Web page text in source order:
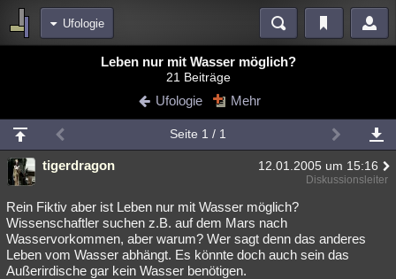
Ufologie
Blogs
Chat Wiki Neuigkeiten
meine Rubriken
Menschen Wissenschaft Mystery Kriminalfälle
Spiritualität Verschwörungen Technologie Ufologie
Natur Umfragen Unterhaltung
weitere Rubriken
Leben nur mit Wasser möglich?
21 Beiträge
Ufologie Mehr
Seite 1 / 1
tigerdragon 12.01.2005 um 15:16
Diskussionsleiter
Rein Fiktiv aber ist Leben nur mit Wasser möglich?
Wissenschaftler suchen z.B. auf dem Mars nach
Wasservorkommen, aber warum? Wer sagt denn das anderes
Leben vom Wasser abhängt. Es könnte doch auch sein das
Außerirdische gar kein Wasser benötigen.